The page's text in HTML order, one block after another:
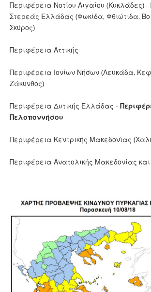
Περιφέρεια Νοτίου Αιγαίου (Κυκλάδες)
Στερεάς Ελλάδας (Φωκίδα, Φθιώτιδα,
Σκύρος)
Περιφέρεια Αττικής
Περιφέρεια Ιονίων Νήσων (Λευκάδα,
Ζάκυνθος)
Περιφέρεια Δυτικής Ελλάδας -
Πελοποννήσου
Περιφέρεια Κεντρικής Μακεδονίας
Περιφέρεια Ανατολικής Μακεδονίας